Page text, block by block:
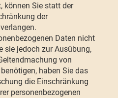
können Sie statt der
der
Daten nicht
sie jedoch zur Ausübung,
von
haben Sie das
die Einschränkung
personenbezogenen